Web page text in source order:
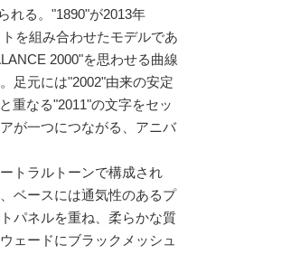
れる。"1890"が2013年
を組み合わせたモデルであ
2000"を思わせる曲線
足元には"2002"由来の安定
重なる"2011"の文字をセッ
が一つにつながる、アニバ
トラルトーンで構成され
ベースには通気性のあるプ
パネルを重ね、柔らかな質
ェードにブラックメッシュ